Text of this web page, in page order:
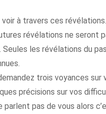
à travers ces
révélations ne seront
Seules les révélations du
trois voyances sur
précisions sur vos
parlent pas de vous alors